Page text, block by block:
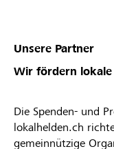
Unsere Partner
Wir fördern lokale
Die Spenden- und
lokalhelden.ch
gemeinnützige